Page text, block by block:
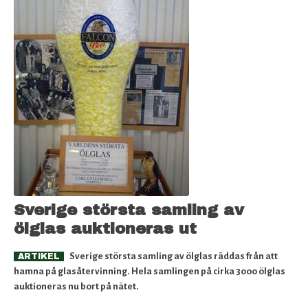
Sverige största samling av
ölglas auktioneras ut
ARTIKEL
Sverige största samling av ölglas räddas från att
hamna på glasåtervinning. Hela samlingen på cirka 3000 ölglas
auktioneras nu bort på nätet.